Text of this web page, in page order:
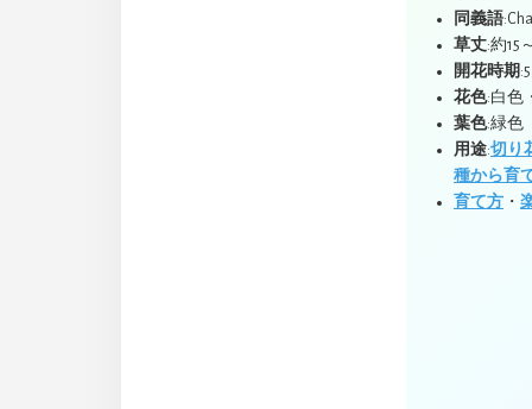
同義語
草丈:約15
開花時期
花色:白色
葉色:緑色
用途:切り
種から育
育て方 ・